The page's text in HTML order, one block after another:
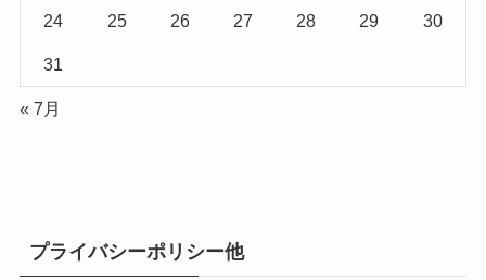
24 25 26 27 28 29 30
31
« 7月
プライバシーポリシー他